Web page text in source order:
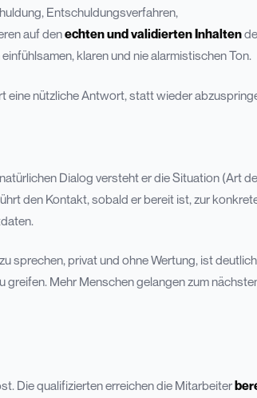
Entschuldungsverfahren,
auf denechten und validierten Inhalten
klaren und nie alarmistischen Ton.
eine nützliche Antwort, statt wieder
Dialog versteht er die Situation (Art
den Kontakt, sobald er bereit ist, zur
sprechen, privat und ohne Wertung, ist deutlich
greifen. Mehr Menschen gelangen zum
Die qualifizierten erreichen die Mitarbeiter